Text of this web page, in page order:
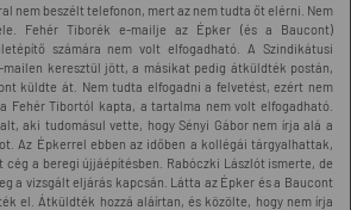
nem beszélt telefonon, mert az nem tudta őt elérni. Nem
Fehér Tiborék e-mailje az Épker (és a Baucont)
számára nem volt elfogadható. A Szindikátusi
mailen keresztül jött, a másikat pedig átküldték postán,
küldte át. Nem tudta elfogadni a felvetést, ezért nem
Fehér Tibortól kapta, a tartalma nem volt elfogadható.
aki tudomásul vette, hogy Sényi Gábor nem írja alá a
Az Épkerrel ebben az időben a kollégái tárgyalhattak,
cég a beregi újjáépítésben. Rabóczki Lászlót ismerte, de
a vizsgált eljárás kapcsán. Látta az Épker és a Baucont
el. Átküldték hozzá aláírtan, és közölte, hogy nem írja